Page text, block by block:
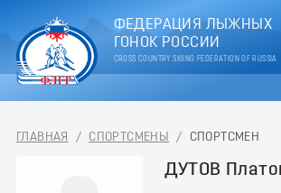
ФЕДЕРАЦИЯ ЛЫЖНЫХ
ГОНОК РОССИИ
CROSS COUNTRY SKIING FEDERATION OF RUSSIA
ГЛАВНАЯ / СПОРТСМЕНЫ / СПОРТСМЕН
ДУТОВ